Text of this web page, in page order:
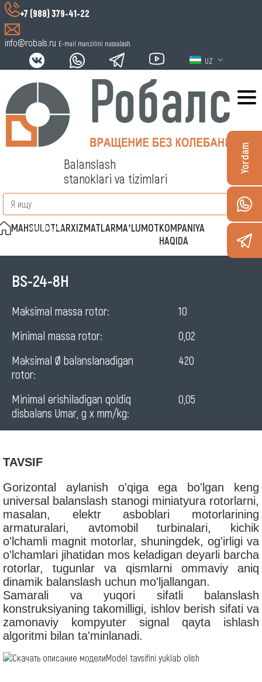
+7 (988) 379-41-22
info@robals.ru E-mail manzilini nusxalash
UZ
Balanslash
stanoklari va tizimlari
MAHSULOTLARXIZMATLARMAʼLUMOTKOMPANIYA
HAQIDA
Horizontal
machine
for
rotors
BS-24-8H
Maksimal massa rotor:
10
Minimal massa rotor:
0,02
Maksimal Ø balanslanadigan
rotor:
420
Minimal erishiladigan qoldiq
disbalans Umar, g x mm/kg:
0,05
TAVSIF
Gorizontal aylanish o'qiga ega bo'lgan keng
universal balanslash stanogi miniatyura rotorlarni,
masalan, elektr asboblari motorlarining
armaturalari, avtomobil turbinalari, kichik
o'lchamli magnit motorlar, shuningdek, og'irligi va
o'lchamlari jihatidan mos keladigan deyarli barcha
rotorlar, tugunlar va qismlarni ommaviy aniq
dinamik balanslash uchun mo'ljallangan.
Samarali va yuqori sifatli balanslash
konstruksiyaning takomilligi, ishlov berish sifati va
zamonaviy kompyuter signal qayta ishlash
algoritmi bilan ta'minlanadi.
Model tavsifini yuklab olish
Yordam